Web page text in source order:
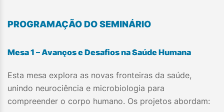
PROGRAMAÇÃO DO SEMINÁRIO
Mesa 1 – Avanços e Desafios na Saúde Humana
Esta mesa explora as novas fronteiras da saúde,
unindo neurociência e microbiologia para
compreender o corpo humano. Os projetos abordam: